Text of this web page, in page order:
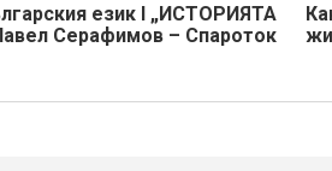
език I „ИСТОРИЯТА
Серафимов – Спароток